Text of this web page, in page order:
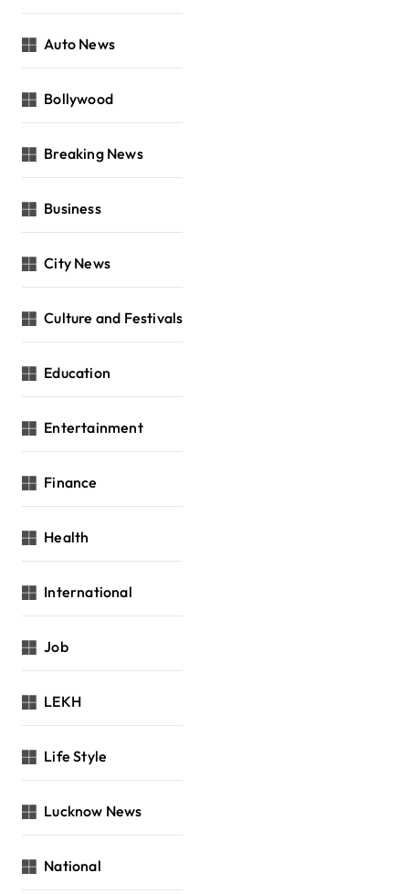
Auto News
Bollywood
Breaking News
Business
City News
Culture and Festivals
Education
Entertainment
Finance
Health
International
Job
LEKH
Life Style
Lucknow News
National